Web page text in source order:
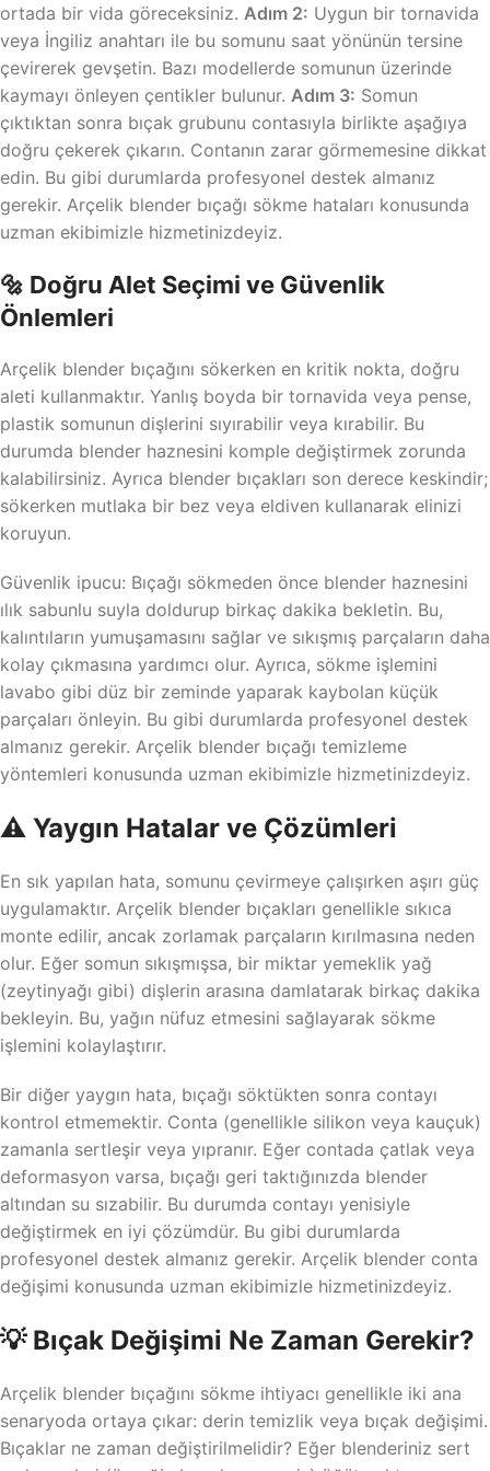
ortada bir vida göreceksiniz. Adım 2: Uygun bir tornavida
veya İngiliz anahtarı ile bu somunu saat yönünün tersine
çevirerek gevşetin. Bazı modellerde somunun üzerinde
kaymayı önleyen çentikler bulunur. Adım 3: Somun
çıktıktan sonra bıçak grubunu contasıyla birlikte aşağıya
doğru çekerek çıkarın. Contanın zarar görmemesine dikkat
edin. Bu gibi durumlarda profesyonel destek almanız
gerekir. Arçelik blender bıçağı sökme hataları konusunda
uzman ekibimizle hizmetinizdeyiz.
🔩 Doğru Alet Seçimi ve Güvenlik
Önlemleri
Arçelik blender bıçağını sökerken en kritik nokta, doğru
aleti kullanmaktır. Yanlış boyda bir tornavida veya pense,
plastik somunun dişlerini sıyırabilir veya kırabilir. Bu
durumda blender haznesini komple değiştirmek zorunda
kalabilirsiniz. Ayrıca blender bıçakları son derece keskindir;
sökerken mutlaka bir bez veya eldiven kullanarak elinizi
koruyun.
Güvenlik ipucu: Bıçağı sökmeden önce blender haznesini
ılık sabunlu suyla doldurup birkaç dakika bekletin. Bu,
kalıntıların yumuşamasını sağlar ve sıkışmış parçaların daha
kolay çıkmasına yardımcı olur. Ayrıca, sökme işlemini
lavabo gibi düz bir zeminde yaparak kaybolan küçük
parçaları önleyin. Bu gibi durumlarda profesyonel destek
almanız gerekir. Arçelik blender bıçağı temizleme
yöntemleri konusunda uzman ekibimizle hizmetinizdeyiz.
⚠️ Yaygın Hatalar ve Çözümleri
En sık yapılan hata, somunu çevirmeye çalışırken aşırı güç
uygulamaktır. Arçelik blender bıçakları genellikle sıkıca
monte edilir, ancak zorlamak parçaların kırılmasına neden
olur. Eğer somun sıkışmışsa, bir miktar yemeklik yağ
(zeytinyağı gibi) dişlerin arasına damlatarak birkaç dakika
bekleyin. Bu, yağın nüfuz etmesini sağlayarak sökme
işlemini kolaylaştırır.
Bir diğer yaygın hata, bıçağı söktükten sonra contayı
kontrol etmemektir. Conta (genellikle silikon veya kauçuk)
zamanla sertleşir veya yıpranır. Eğer contada çatlak veya
deformasyon varsa, bıçağı geri taktığınızda blender
altından su sızabilir. Bu durumda contayı yenisiyle
değiştirmek en iyi çözümdür. Bu gibi durumlarda
profesyonel destek almanız gerekir. Arçelik blender conta
değişimi konusunda uzman ekibimizle hizmetinizdeyiz.
💡 Bıçak Değişimi Ne Zaman Gerekir?
Arçelik blender bıçağını sökme ihtiyacı genellikle iki ana
senaryoda ortaya çıkar: derin temizlik veya bıçak değişimi.
Bıçaklar ne zaman değiştirilmelidir? Eğer blenderiniz sert